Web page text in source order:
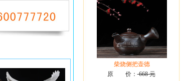
柴烧侧把壶德
原 价：668 元